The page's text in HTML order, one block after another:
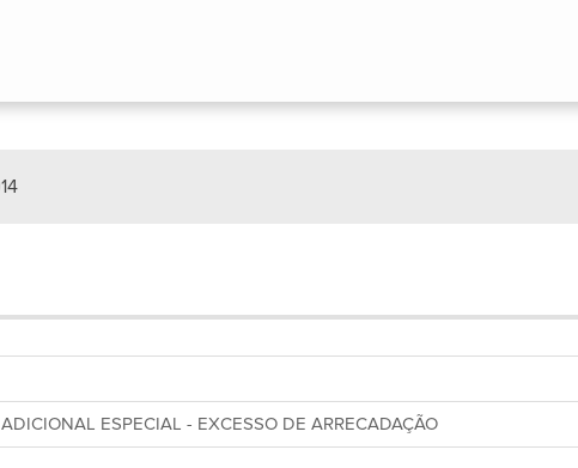
ESPECIAL - EXCESSO DE ARRECADAÇÃO